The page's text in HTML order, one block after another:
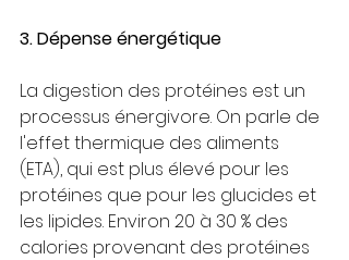
3. Dépense énergétique
La digestion des protéines est un
processus énergivore. On parle de
l'effet thermique des aliments
(ETA), qui est plus élevé pour les
protéines que pour les glucides et
les lipides. Environ 20 à 30 % des
calories provenant des protéines